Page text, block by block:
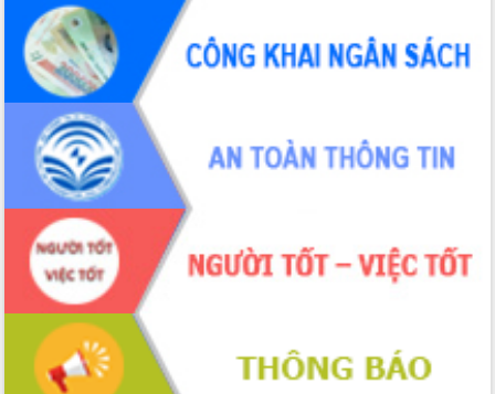
Đẩy mạnh cải cách hành chính, quyết
tâm đạt được mục tiêu tăng trưởng
hai con số trong năm 2026
Tổ chức trang trọng Lễ hội Đền thờ
Lương Văn Chánh năm 2026
Phó Bí thư Tỉnh ủy Đắk Lắk Đỗ Hữu
Huy giữ chức Bí thư Đảng ủy Ủy Ban
Nhân dân tỉnh
Bệnh án điện tử thúc đẩy chuyển đổi
số y tế tại Đắk Lắk
Chuyển đổi số thư viện: Mở rộng
không gian tri thức trong thời đại số
Đánh giá, rút kinh nghiệm công tác tổ
chức diễn tập trước ngày bầu cử
Chương trình “Gặp gỡ hữu nghị –
Friendship Meeting New Year 2026”